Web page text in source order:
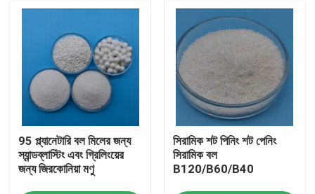
আমাদের সম্পর্কে
কারখানা ভ্রমণ
মান নিয়ন্ত্রণ
আমাদের সাথে যোগাযোগ করুন
95 প্ল্যানেটারি বল মিলের জন্য
স্যান্ডব্লাস্টিং এবং গ্রিলিংয়ের
জন্য জিরকোনিয়া মণু
সিরামিক শট পিনিং শট পেনিং
সিরামিক বল
B120/B60/B40